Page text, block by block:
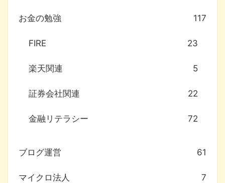
お金の勉強 117
FIRE 23
楽天関連 5
証券会社関連 22
金融リテラシー 72
ブログ運営 61
マイクロ法人 7